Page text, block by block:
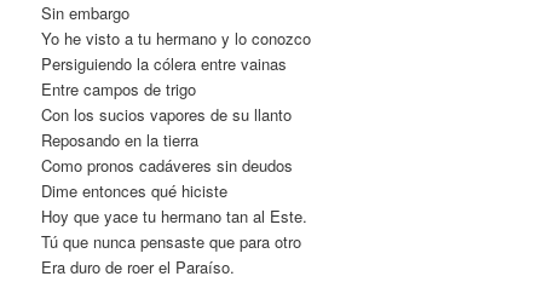
Sin embargo
Yo he visto a tu hermano y lo conozco
Persiguiendo la cólera entre vainas
Entre campos de trigo
Con los sucios vapores de su llanto
Reposando en la tierra
Como pronos cadáveres sin deudos
Dime entonces qué hiciste
Hoy que yace tu hermano tan al Este.
Tú que nunca pensaste que para otro
Era duro de roer el Paraíso.